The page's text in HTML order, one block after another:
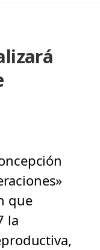
que
la